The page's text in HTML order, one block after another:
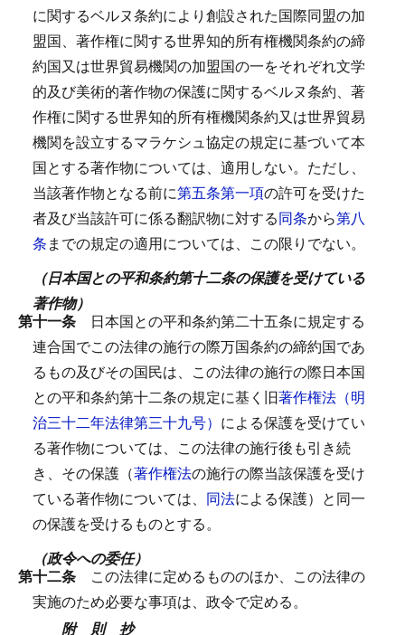
に関するベルヌ条約により創設された国際同盟の加
盟国、著作権に関する世界知的所有権機関条約の締
約国又は世界貿易機関の加盟国の一をそれぞれ文学
的及び美術的著作物の保護に関するベルヌ条約、著
作権に関する世界知的所有権機関条約又は世界貿易
機関を設立するマラケシュ協定の規定に基づいて本
国とする著作物については、適用しない。 ただし、
当該著作物となる前に第五条第一項の許可を受けた
者及び当該許可に係る翻訳物に対する同条から第八
条までの規定の適用については、この限りでない。
（日本国との平和条約第十二条の保護を受けている
著作物）
第十一条 日本国との平和条約第二十五条に規定する
連合国でこの法律の施行の際万国条約の締約国であ
るもの及びその国民は、この法律の施行の際日本国
との平和条約第十二条の規定に基く旧著作権法（明
治三十二年法律第三十九号） による保護を受けてい
る著作物については、この法律の施行後も引き続
き、その保護（著作権法の施行の際当該保護を受け
ている著作物については、 同法による保護）と同一
の保護を受けるものとする。
（政令への委任）
第十二条 この法律に定めるもののほか、この法律の
実施のため必要な事項は、政令で定める。
附 則 抄